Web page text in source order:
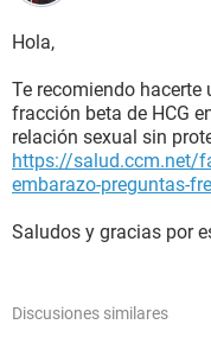
Hola,
Te recomiendo
fracción beta de HCG
relación sexual sin
https://salud.ccm.net/
embarazo-preguntas-
Saludos y gracias por
Discusiones similares